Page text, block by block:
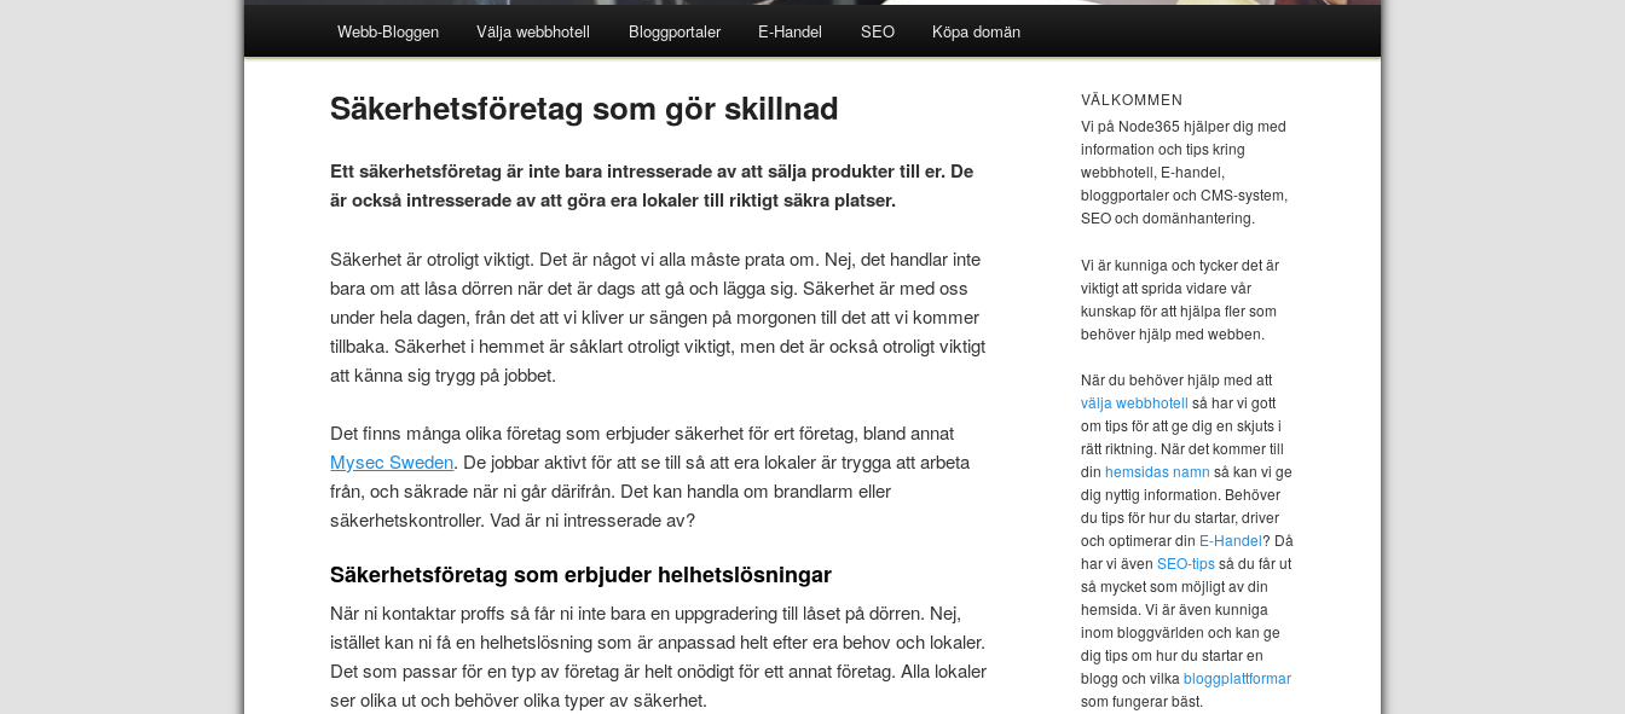
Webb-Bloggen Välja webbhotell Bloggportaler E-Handel SEO Köpa domän
Säkerhetsföretag som gör skillnad
Ett säkerhetsföretag är inte bara intresserade av att sälja produkter till er. De
är också intresserade av att göra era lokaler till riktigt säkra platser.
Säkerhet är otroligt viktigt. Det är något vi alla måste prata om. Nej, det handlar inte
bara om att låsa dörren när det är dags att gå och lägga sig. Säkerhet är med oss
under hela dagen, från det att vi kliver ur sängen på morgonen till det att vi kommer
tillbaka. Säkerhet i hemmet är såklart otroligt viktigt, men det är också otroligt viktigt
att känna sig trygg på jobbet.
Det finns många olika företag som erbjuder säkerhet för ert företag, bland annat
Mysec Sweden. De jobbar aktivt för att se till så att era lokaler är trygga att arbeta
från, och säkrade när ni går därifrån. Det kan handla om brandlarm eller
säkerhetskontroller. Vad är ni intresserade av?
Säkerhetsföretag som erbjuder helhetslösningar
När ni kontaktar proffs så får ni inte bara en uppgradering till låset på dörren. Nej,
istället kan ni få en helhetslösning som är anpassad helt efter era behov och lokaler.
Det som passar för en typ av företag är helt onödigt för ett annat företag. Alla lokaler
ser olika ut och behöver olika typer av säkerhet.
VÄLKOMMEN
Vi på Node365 hjälper dig med
information och tips kring
webbhotell, E-handel,
bloggportaler och CMS-system,
SEO och domänhantering.
Vi är kunniga och tycker det är
viktigt att sprida vidare vår
kunskap för att hjälpa fler som
behöver hjälp med webben.
När du behöver hjälp med att
välja webbhotell så har vi gott
om tips för att ge dig en skjuts i
rätt riktning. När det kommer till
din hemsidas namn så kan vi ge
dig nyttig information. Behöver
du tips för hur du startar, driver
och optimerar din E-Handel? Då
har vi även SEO-tipsså du får ut
så mycket som möjligt av din
hemsida. Vi är även kunniga
inom bloggvärlden och kan ge
dig tips om hur du startar en
blogg och vilka bloggplattformar
som fungerar bäst.